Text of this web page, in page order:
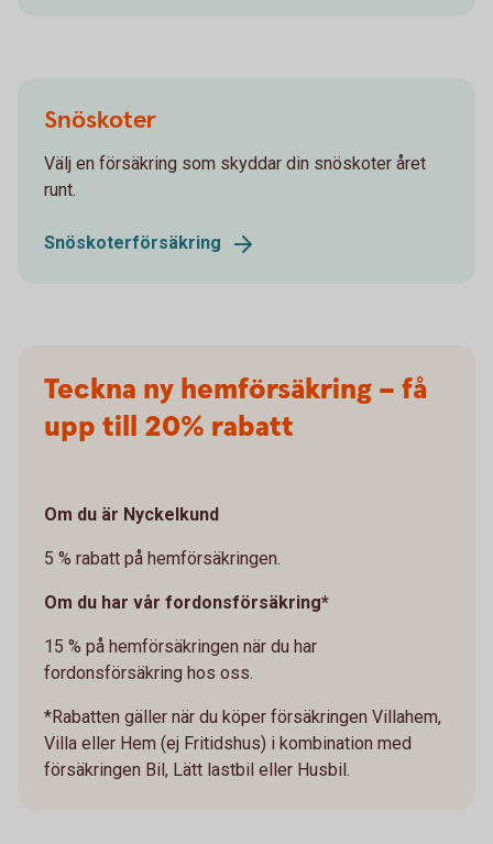
Snöskoter
Välj en försäkring som skyddar din snöskoter året
runt.
Snöskoterförsäkring
Teckna ny hemförsäkring – få
upp till 20% rabatt
Om du är Nyckelkund
5 % rabatt på hemförsäkringen.
Om du har vår fordonsförsäkring*
15 % på hemförsäkringen när du har
fordonsförsäkring hos oss.
*Rabatten gäller när du köper försäkringen Villahem,
Villa eller Hem (ej Fritidshus) i kombination med
försäkringen Bil, Lätt lastbil eller Husbil.